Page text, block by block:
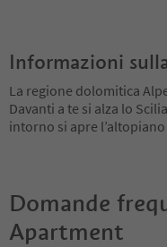
Informazioni
La regione dolomitica
Davanti a te si alza lo
intorno si apre l’altopiano
Domande
Apartment